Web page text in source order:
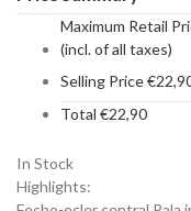
Maximum Retail
(incl. of all taxes)
Selling Price€
Total €22,90
In Stock
Highlights: